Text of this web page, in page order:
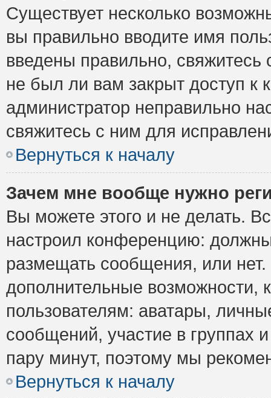
Существует несколько
вы правильно вводите имя
введены правильно,
не был ли вам закрыт доступ к
администратор неправильно
свяжитесь с ним для
Вернуться к началу
Зачем мне вообще нужно
Вы можете этого и не делать.
настроил конференцию:
размещать сообщения, или
дополнительные возможности,
пользователям: аватары,
сообщений, участие в группах
пару минут, поэтому мы
Вернуться к началу